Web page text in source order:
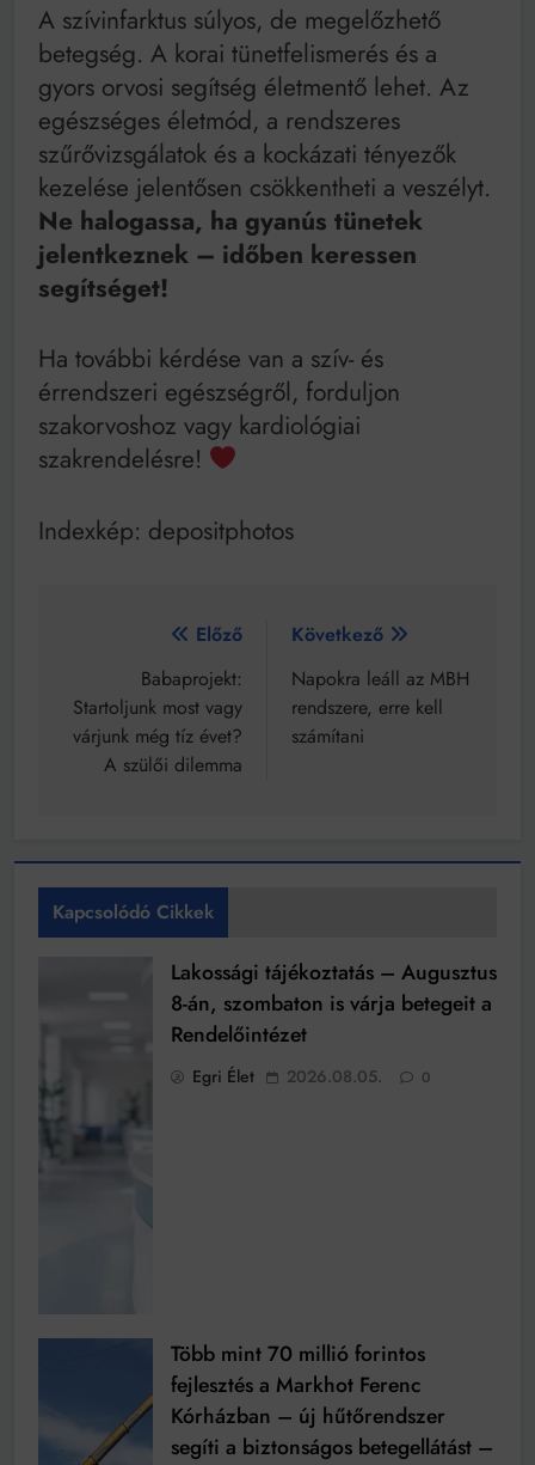
A szívinfarktus súlyos, de megelőzhető
betegség. A korai tünetfelismerés és a
gyors orvosi segítség életmentő lehet. Az
egészséges életmód, a rendszeres
szűrővizsgálatok és a kockázati tényezők
kezelése jelentősen csökkentheti a veszélyt.
Ne halogassa, ha gyanús tünetek
jelentkeznek – időben keressen
segítséget!
Ha további kérdése van a szív- és
érrendszeri egészségről, forduljon
szakorvoshoz vagy kardiológiai
szakrendelésre!
Indexkép: depositphotos
Bejegyzés
navigáció
Előző
Babaprojekt:
Startoljunk most vagy
várjunk még tíz évet?
A szülői dilemma
Következő
Napokra leáll az MBH
rendszere, erre kell
számítani
Kapcsolódó Cikkek
Lakossági tájékoztatás – Augusztus
8-án, szombaton is várja betegeit a
Rendelőintézet
Egri Élet 2026.08.05. 0
Több mint 70 millió forintos
fejlesztés a Markhot Ferenc
Kórházban – új hűtőrendszer
segíti a biztonságos betegellátást –